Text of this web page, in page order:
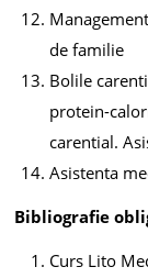
de familie
Bolile
protein-
carential.
Asistenta
Bibliografie
Curs Lito